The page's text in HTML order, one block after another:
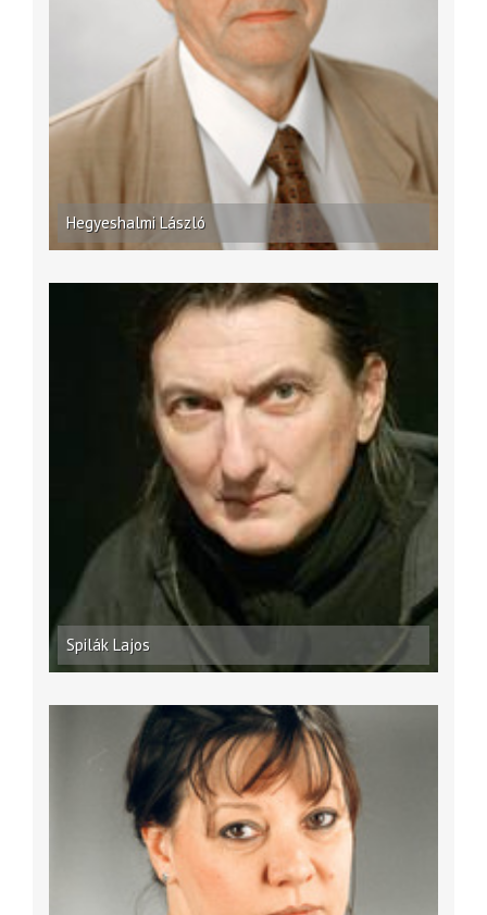
Hegyeshalmi László
Spilák Lajos